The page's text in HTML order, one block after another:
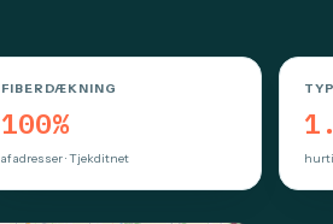
FIBERDÆKNING
100%
af adresser · Tjekditnet